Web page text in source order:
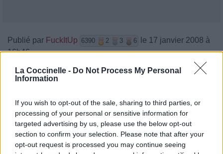
La Coccinelle - Do Not Process My Personal
Information
If you wish to opt-out of the sale, sharing to third parties, or
processing of your personal or sensitive information for
targeted advertising by us, please use the below opt-out
section to confirm your selection. Please note that after your
opt-out request is processed you may continue seeing
Publié par FuckItUp 6390 2 3 6
le 17 janvier 2008 à
16h46.
Chanteurs : My American Heart
Paroles + Traduction Téléchargement
Vidéos
Commentaires